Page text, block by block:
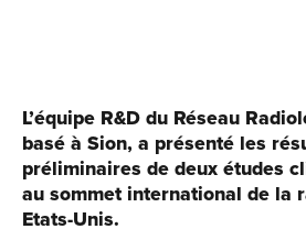
L’équipe R&D du Réseau
basé à Sion, a présenté les
préliminaires de deux études
au sommet international de la
Etats-Unis.